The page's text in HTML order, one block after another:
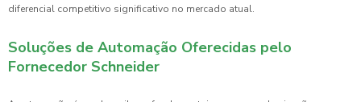
diferencial competitivo significativo no mercado atual.
Soluções de Automação Oferecidas pelo
Fornecedor Schneider